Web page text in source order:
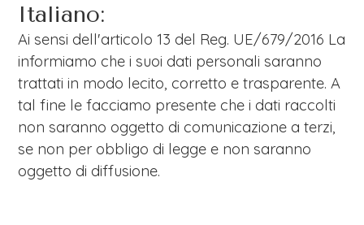
Italiano:
Ai sensi dell'articolo 13 del Reg. UE/679/2016 La
informiamo che i suoi dati personali saranno
trattati in modo lecito, corretto e trasparente. A
tal fine le facciamo presente che i dati raccolti
non saranno oggetto di comunicazione a terzi,
se non per obbligo di legge e non saranno
oggetto di diffusione.